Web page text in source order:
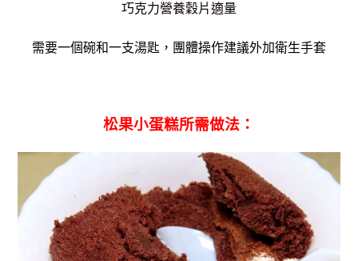
巧克力營養穀片適量
需要一個碗和一支湯匙，團體操作建議外加衛生手套
松果小蛋糕所需做法：